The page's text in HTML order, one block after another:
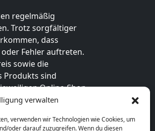
verwalten
verwenden wir Technologien wie Cookies, um
oder darauf zuzugreifen. Wenn du diesen
regelmäßig
Trotz sorgfältiger
dass
Fehler auftreten.
sowie die
Produkts sind
Online-Shop
Bitte